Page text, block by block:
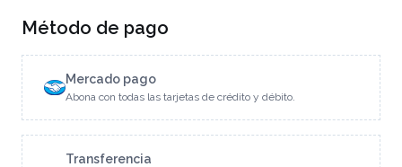
Método de pago
Mercado pago
Abona con todas las tarjetas de crédito y débito.
Transferencia